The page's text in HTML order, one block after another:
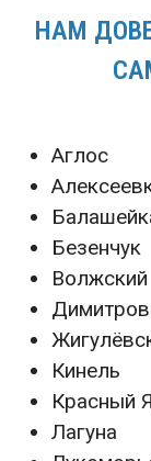
НАМ
Аглос
Безенчук
Волжский
Кинель
Красный
Лагуна